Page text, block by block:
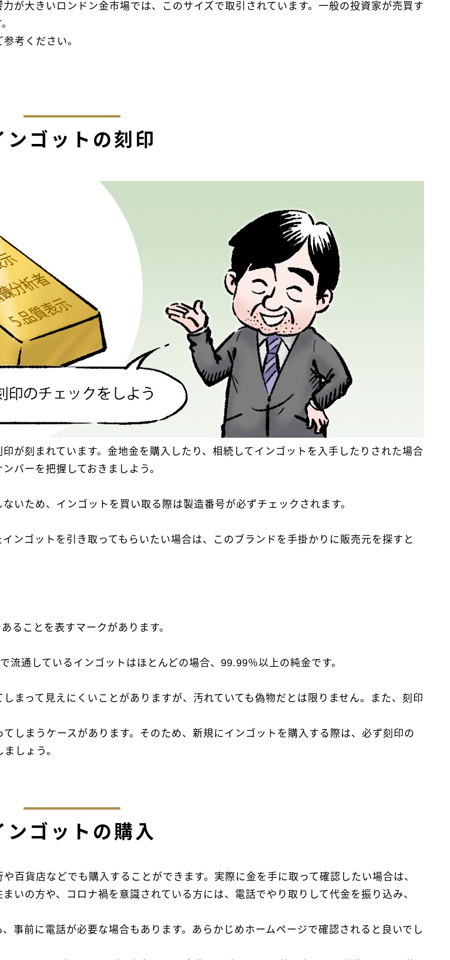
が大きいロンドン金市場では、このサイズで取引されています。一般の投資家が売買す
考ください。
ンゴットの刻印
が刻まれています。金地金を購入したり、相続してインゴットを入手したりされた場合
バーを把握しておきましよう。
いため、インゴットを買い取る際は製造番号が必ずチェックされます。
ンゴットを引き取ってもらいたい場合は、このブランドを手掛かりに販売元を探すと
ることを表すマークがあります。
通しているインゴットはほとんどの場合、99.99％以上の純金です。
まって見えにくいことがありますが、汚れていても偽物だとは限りません。また、刻印
しまうケースがあります。そのため、新規にインゴットを購入する際は、必ず刻印の
しょう。
ンゴットの購入
百貨店などでも購入することができます。実際に金を手に取って確認したい場合は、
いの方や、コロナ禍を意識されている方には、電話でやり取りして代金を振り込み、
事前に電話が必要な場合もあります。あらかじめホームページで確認されると良いでし